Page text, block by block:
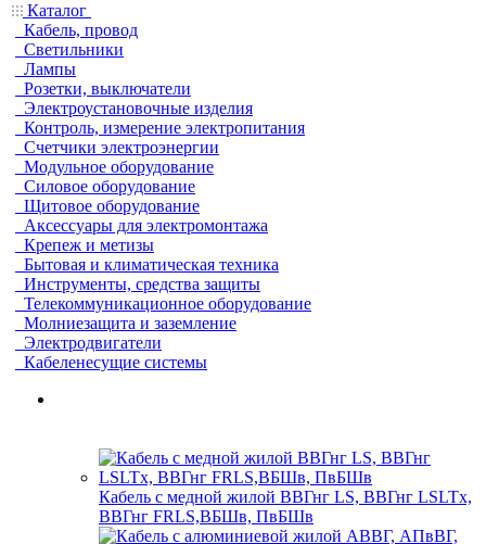
Каталог
Кабель, провод
Светильники
Лампы
Розетки, выключатели
Электроустановочные изделия
Контроль, измерение электропитания
Счетчики электроэнергии
Модульное оборудование
Силовое оборудование
Щитовое оборудование
Аксессуары для электромонтажа
Крепеж и метизы
Бытовая и климатическая техника
Инструменты, средства защиты
Телекоммуникационное оборудование
Молниезащита и заземление
Электродвигатели
Кабеленесущие системы
Кабель с медной жилой ВВГнг LS, ВВГнг LSLTx,
ВВГнг FRLS,ВБШв, ПвБШв